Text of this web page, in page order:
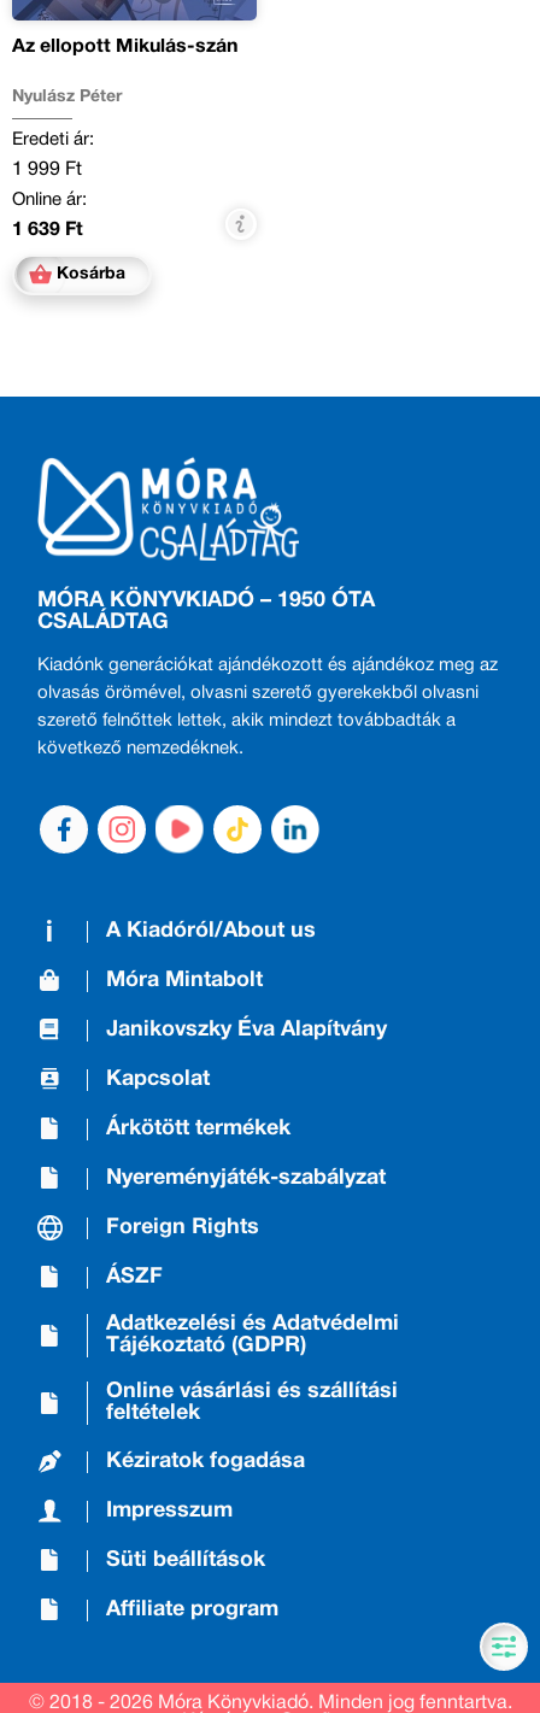
Az ellopott Mikulás-szán
Nyulász Péter
Eredeti ár:
1 999 Ft
Online ár:
1 639 Ft
Kosárba
MÓRA KÖNYVKIADÓ – 1950 ÓTA
CSALÁDTAG
Kiadónk generációkat ajándékozott és ajándékoz meg az
olvasás örömével, olvasni szerető gyerekekből olvasni
szerető felnőttek lettek, akik mindezt továbbadták a
következő nemzedéknek.
A Kiadóról/About us
Móra Mintabolt
Janikovszky Éva Alapítvány
Kapcsolat
Árkötött termékek
Nyereményjáték-szabályzat
Foreign Rights
ÁSZF
Adatkezelési és Adatvédelmi
Tájékoztató (GDPR)
Online vásárlási és szállítási
feltételek
Kéziratok fogadása
Impresszum
Süti beállítások
Affiliate program
© 2018 - 2026 Móra Könyvkiadó. Minden jog fenntartva.